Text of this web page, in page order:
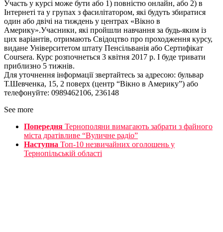
Участь у курсі може бути або 1) повністю онлайн, або 2) в
Інтернеті та у групах з фасилітатором, які будуть збиратися
один або двічі на тиждень у центрах «Вікно в
Америку».Учасники, які пройшли навчання за будь-яким із
цих варіантів, отримають Свідоцтво про проходження курсу,
видане Університетом штату Пенсільванія або Сертифікат
Coursera. Курс розпочнеться 3 квітня 2017 р. І буде тривати
приблизно 5 тижнів.
Для уточнення інформації звертайтесь за адресою: бульвар
Т.Шевченка, 15, 2 поверх (центр “Вікно в Америку”) або
телефонуйте: 0989462106, 236148
See more
Попередня Тернополяни вимагають забрати з файного
міста дратівливе “Вуличне радіо”
Наступна Топ-10 незвичайних оголошень у
Тернопільській області